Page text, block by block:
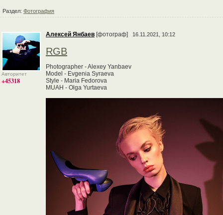
Раздел: Фотография
Авторитет
+45318
Алексей Янбаев [фотограф] 16.11.2021, 10:12
RGB
Photographer - Alexey Yanbaev
Model - Evgenia Syraeva
Style - Maria Fedorova
MUAH - Olga Yurtaeva